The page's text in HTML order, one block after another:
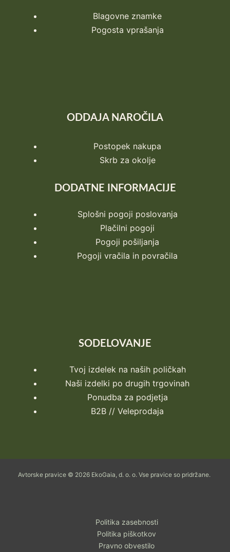
Blagovne znamke
Pogosta vprašanja
ODDAJA NAROČILA
Postopek nakupa
Skrb za okolje
DODATNE INFORMACIJE
Splošni pogoji poslovanja
Plačilni pogoji
Pogoji pošiljanja
Pogoji vračila in povračila
SODELOVANJE
Tvoj izdelek na naših poličkah
Naši izdelki po drugih trgovinah
Ponudba za podjetja
B2B // Veleprodaja
Avtorske pravice © 2026 EkoGaia, d. o. o. Vse pravice so pridržane.
Politika zasebnosti
Politika piškotkov
Pravno obvestilo